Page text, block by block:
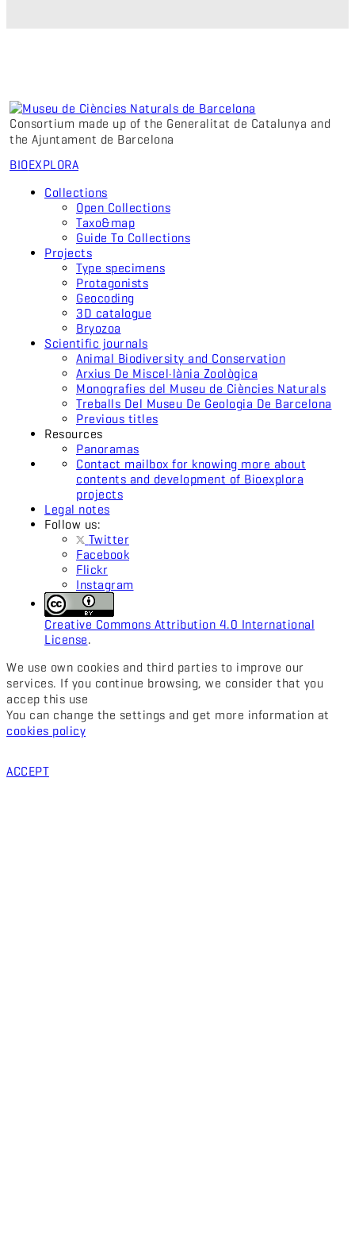
Consortium made up of the Generalitat de Catalunya and
the Ajuntament de Barcelona
BIOEXPLORA
Collections
Open Collections
Taxo&map
Guide To Collections
Projects
Type specimens
Protagonists
Geocoding
3D catalogue
Bryozoa
Scientific journals
Animal Biodiversity and Conservation
Arxius De Miscel·lània Zoològica
Monografies del Museu de Ciències Naturals
Treballs Del Museu De Geologia De Barcelona
Previous titles
Resources
Panoramas
Contact mailbox for knowing more about
contents and development of Bioexplora
projects
Legal notes
Follow us:
Twitter
Facebook
Flickr
Instagram
Creative Commons Attribution 4.0 International
License.
We use own cookies and third parties to improve our
services. If you continue browsing, we consider that you
accep this use
You can change the settings and get more information at
cookies policy
ACCEPT